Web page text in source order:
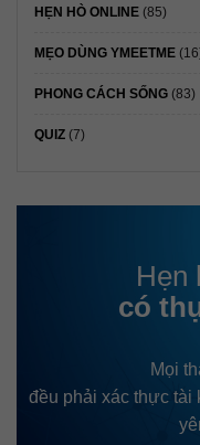
HẸN HÒ ONLINE (85)
MẸO DÙNG YMEETME
PHONG CÁCH SỐNG (83)
QUIZ (7)
Hẹn
có
Mọi
đều phải xác thực tài